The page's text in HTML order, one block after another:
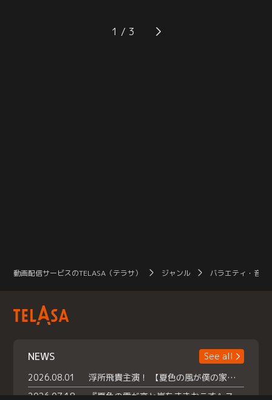
を組み合わせた迫力満点の遠距離グ
クッキング ▼渡辺裕太が1泊のお礼
にサプライズ！竹を使ったあるスイ
1
動画配信サービスのTELASA（テラサ） ジャンル バラエティ・音楽
NEWS
See all
2026.08.01
浮所飛貴主演！ 【夏色の風が僕の家にやってきた】 本日よりテラサで独占配信スタート！
2026.07.18
『夏色の雲が恋と嵐をまきおこす』スペシャルメイキング 【Part1】2026年７月18日（土）23時30分～配信スタート！話題のシーンの裏側を大公開！豪華キャスト大集合！ 『武宮家 真夏の家族会議』開催！